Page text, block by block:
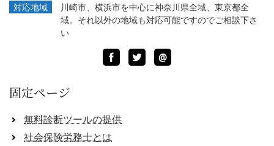
対応地域
川崎市、横浜市を中心に神奈川県全域、東京都全
域。それ以外の地域も対応可能ですのでご相談下さ
い
Facebook
Twitter
LINE
@
固定ページ
無料診断ツールの提供
社会保険労務士とは